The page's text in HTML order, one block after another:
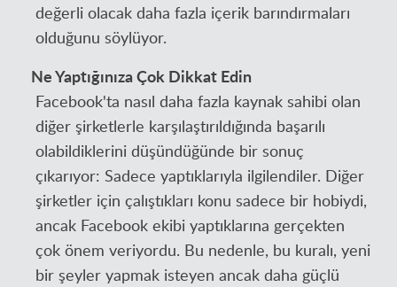
değerli olacak daha fazla içerik barındırmaları
olduğunu söylüyor.
Ne Yaptığınıza Çok Dikkat Edin
Facebook'ta nasıl daha fazla kaynak sahibi olan
diğer şirketlerle karşılaştırıldığında başarılı
olabildiklerini düşündüğünde bir sonuç
çıkarıyor: Sadece yaptıklarıyla ilgilendiler. Diğer
şirketler için çalıştıkları konu sadece bir hobiydi,
ancak Facebook ekibi yaptıklarına gerçekten
çok önem veriyordu. Bu nedenle, bu kuralı, yeni
bir şeyler yapmak isteyen ancak daha güçlü